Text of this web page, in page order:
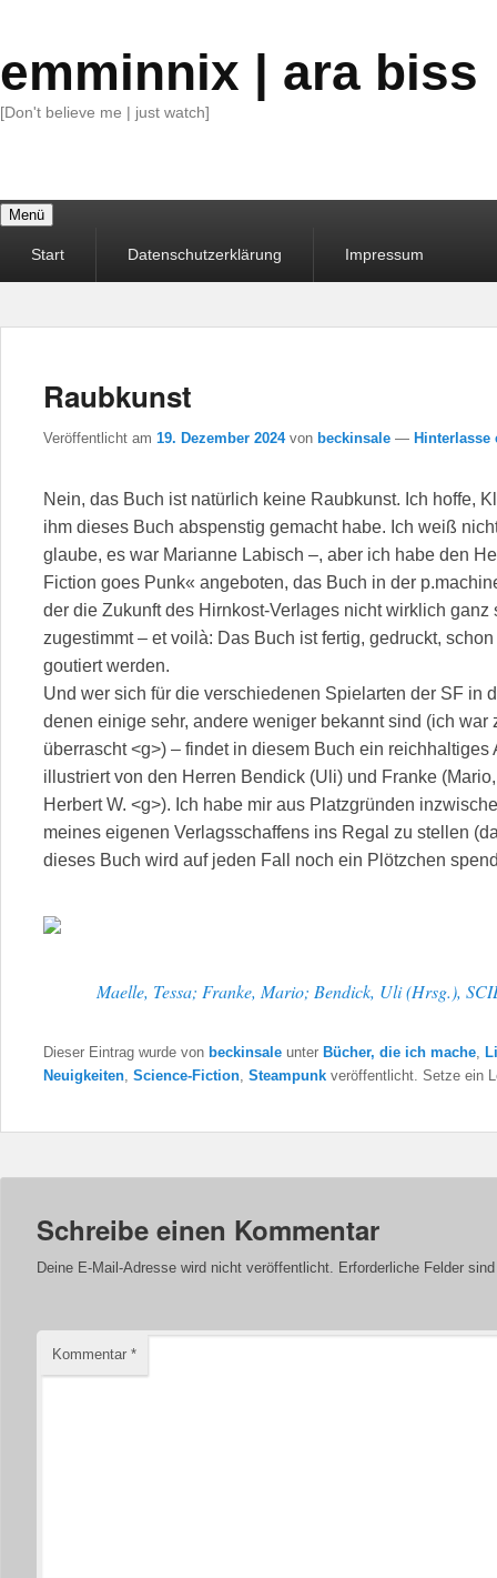
emminnix | ara biss
[Don't believe me | just watch]
Menü
MenüStart Datenschutzerklärung Impressum
Raubkunst
Veröffentlicht am 19. Dezember 2024 von beckinsale — Hinterlasse
Nein, das Buch ist natürlich keine Raubkunst. Ich hoffe,
ihm dieses Buch abspenstig gemacht habe. Ich weiß
glaube, es war Marianne Labisch –, aber ich habe den
Fiction goes Punk« angeboten, das Buch in der
der die Zukunft des Hirnkost-Verlages nicht wirklich
zugestimmt – et voilà: Das Buch ist fertig, gedruckt,
goutiert werden.
Und wer sich für die verschiedenen Spielarten der SF in
denen einige sehr, andere weniger bekannt sind (ich
überrascht <g>) – findet in diesem Buch ein
illustriert von den Herren Bendick (Uli) und Franke
Herbert W. <g>). Ich habe mir aus Platzgründen
meines eigenen Verlagsschaffens ins Regal zu stellen
dieses Buch wird auf jeden Fall noch ein Plötzchen
Maelle, Tessa; Franke, Mario; Bendick, Uli (Hrsg.),
Dieser Eintrag wurde von beckinsale unter Bücher, die ich mache
Neuigkeiten Science-Fiction Steampunk veröffentlicht. Setze ein
Schreibe einen Kommentar
Deine E-Mail-Adresse wird nicht veröffentlicht. Erforderliche Felder
Kommentar *